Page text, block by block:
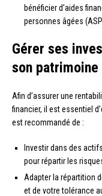
bénéficier d’aides
personnes âgées
Gérer ses
son patrimoine
Afin d’assurer une
financier, il est essentiel
est recommandé de :
Investir dans des
pour répartir les
Adapter la répartition
et de votre tolérance